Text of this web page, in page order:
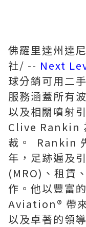
佛羅里達州達
社/ -- Next
球分銷可用二
服務涵蓋所有
以及相關噴射
Clive Rankin
裁。 Rankin
年，足跡遍及
(MRO)、租賃
作。他以豐富
Aviation® 帶
以及卓著的領